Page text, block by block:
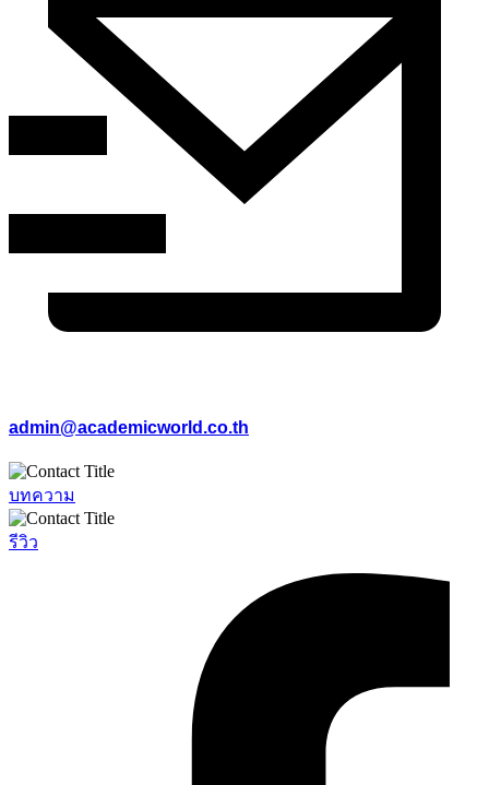
admin@academicworld.co.th
บทความ
รีวิว